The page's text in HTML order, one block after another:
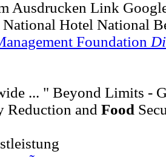
Ausdrucken Link
Hotel National
Foundation
... " Beyond Limits -
Reduction and Food